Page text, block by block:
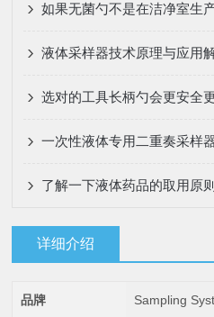
液体采样器技术原理与应用
选对的工具长柄勺会更安全
一次性液体专用二重奏采样
了解一下液体药品的取用原则
详细介绍
品牌 Sampling